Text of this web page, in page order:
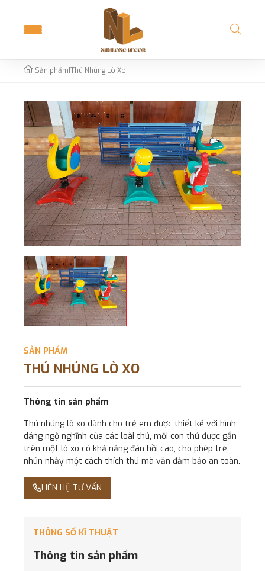
Sản phẩm Thú Nhúng Lò Xo
SẢN PHẨM
THÚ NHÚNG LÒ XO
Thông tin sản phẩm
Thú nhúng lò xo dành cho trẻ em được thiết kế với hình
dáng ngộ nghĩnh của các loài thú, mỗi con thú được gắn
trên một lò xo có khả năng đàn hồi cao, cho phép trẻ
nhún nhảy một cách thích thú mà vẫn đảm bảo an toàn.
LIÊN HỆ TƯ VẤN
THÔNG SỐ KĨ THUẬT
Thông tin sản phẩm